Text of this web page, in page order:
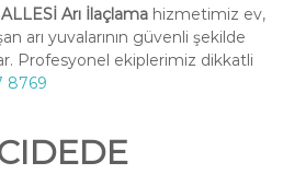
Arı İlaçlamahizmetimiz ev,
arı yuvalarının güvenli şekilde
Profesyonel ekiplerimiz dikkatli
8769